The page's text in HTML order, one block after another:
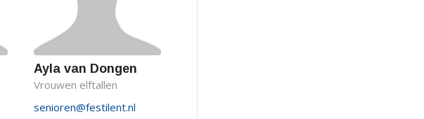
Ayla van Dongen
Vrouwen elftallen
senioren@festilent.nl